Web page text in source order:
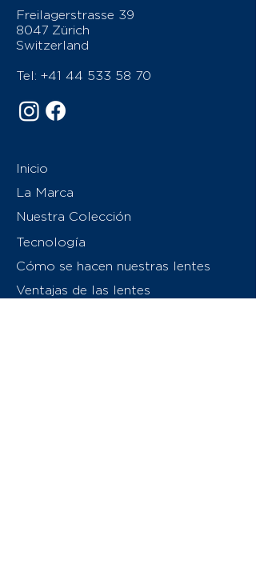
Freilagerstrasse 39
8047 Zürich
Switzerland
Tel: +41 44 533 58 70
Inicio
La Marca
Nuestra Colección
Tecnología
Cómo se hacen nuestras lentes
Ventajas de las lentes